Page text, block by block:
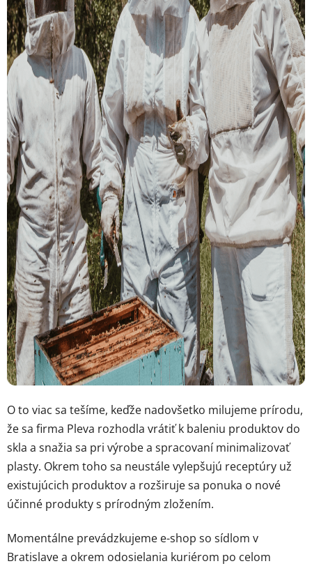
O to viac sa tešíme, keďže nadovšetko milujeme prírodu,
že sa firma Pleva rozhodla vrátiť k baleniu produktov do
skla a snažia sa pri výrobe a spracovaní minimalizovať
plasty. Okrem toho sa neustále vylepšujú receptúry už
existujúcich produktov a rozširuje sa ponuka o nové
účinné produkty s prírodným zložením.
Momentálne prevádzkujeme e-shop so sídlom v
Bratislave a okrem odosielania kuriérom po celom